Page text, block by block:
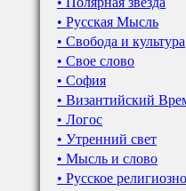
• Русская Мысль
• Свобода и культура
• Свое слово
• София
• Византийский
• Логос
• Утренний свет
• Мысль и слово
• Русское